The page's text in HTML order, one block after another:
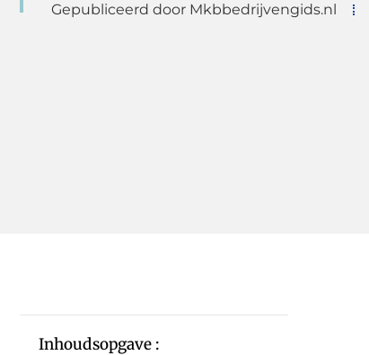
Gepubliceerd door Mkbbedrijvengids.nl
Inhoudsopgave :